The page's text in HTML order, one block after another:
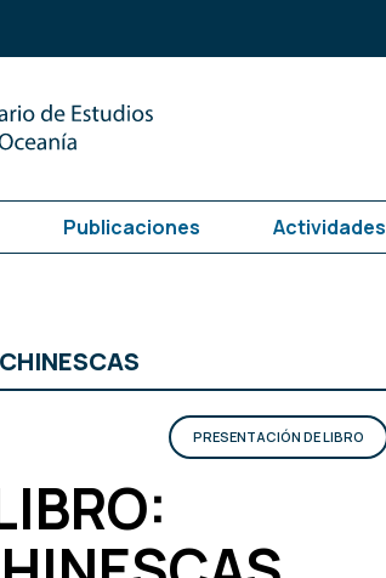
Publicaciones Actividades
PRESENTACIÓN DE LIBRO